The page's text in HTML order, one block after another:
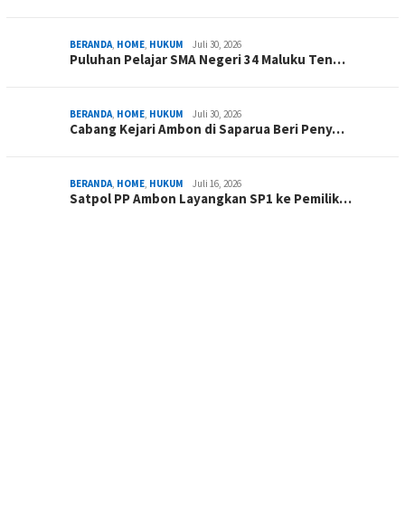
BERANDA, HOME, HUKUM Juli 30, 2026
Puluhan Pelajar SMA Negeri 34 Maluku Ten…
BERANDA, HOME, HUKUM Juli 30, 2026
Cabang Kejari Ambon di Saparua Beri Peny…
BERANDA, HOME, HUKUM Juli 16, 2026
Satpol PP Ambon Layangkan SP1 ke Pemilik…